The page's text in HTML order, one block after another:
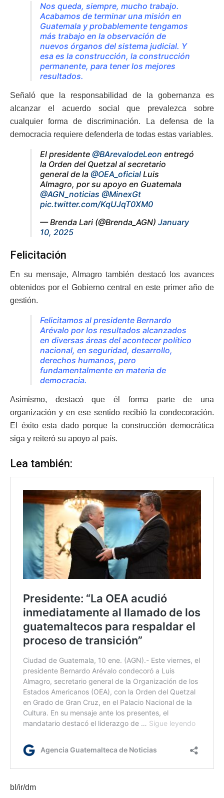
Nos queda, siempre, mucho trabajo.
Acabamos de terminar una misión en
Guatemala y probablemente tengamos
más trabajo en la observación de
nuevos órganos del sistema judicial. Y
esa es la construcción, la construcción
permanente, para tener los mejores
resultados.
Señaló que la responsabilidad de la gobernanza es
alcanzar el acuerdo social que prevalezca sobre
cualquier forma de discriminación. La defensa de la
democracia requiere defenderla de todas estas variables.
El presidente @BArevalodeLeon entregó
la Orden del Quetzal al secretario
general de la @OEA_oficial Luis
Almagro, por su apoyo en Guatemala
@AGN_noticias @MinexGt
pic.twitter.com/KqUJqT0XM0
— Brenda Lari (@Brenda_AGN) January
10, 2025
Felicitación
En su mensaje, Almagro también destacó los avances
obtenidos por el Gobierno central en este primer año de
gestión.
Felicitamos al presidente Bernardo
Arévalo por los resultados alcanzados
en diversas áreas del acontecer político
nacional, en seguridad, desarrollo,
derechos humanos, pero
fundamentalmente en materia de
democracia.
Asimismo, destacó que él forma parte de una
organización y en ese sentido recibió la condecoración.
El éxito esta dado porque la construcción democrática
siga y reiteró su apoyo al país.
Lea también:
bl/ir/dm